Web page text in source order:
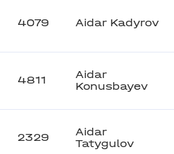
4079 Aidar Kadyrov
4811
Aidar
Konusbayev
2329
Aidar
Tatygulov